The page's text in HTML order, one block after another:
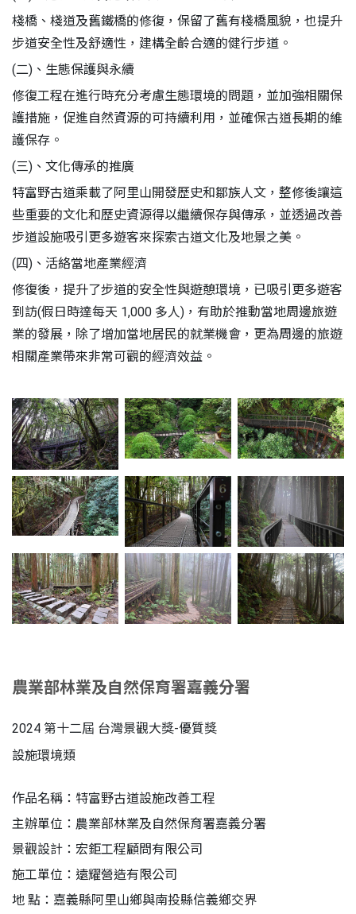
棧橋、棧道及舊鐵橋的修復，保留了舊有棧橋風貌，也提升
步道安全性及舒適性，建構全齡合適的健行步道。
(二)、生態保護與永續
修復工程在進行時充分考慮生態環境的問題，並加強相關保
護措施，促進自然資源的可持續利用，並確保古道長期的維
護保存。
(三)、文化傳承的推廣
特富野古道乘載了阿里山開發歷史和鄒族人文，整修後讓這
些重要的文化和歷史資源得以繼續保存與傳承，並透過改善
步道設施吸引更多遊客來探索古道文化及地景之美。
(四)、活絡當地產業經濟
修復後，提升了步道的安全性與遊憩環境，已吸引更多遊客
到訪(假日時達每天 1,000 多人)，有助於推動當地周邊旅遊
業的發展，除了增加當地居民的就業機會，更為周邊的旅遊
相關產業帶來非常可觀的經濟效益。
農業部林業及自然保育署嘉義分署
2024 第十二屆 台灣景觀大獎-優質獎
設施環境類
作品名稱：特富野古道設施改善工程
主辦單位：農業部林業及自然保育署嘉義分署
景觀設計：宏鉅工程顧問有限公司
施工單位：遠耀營造有限公司
地 點：嘉義縣阿里山鄉與南投縣信義鄉交界